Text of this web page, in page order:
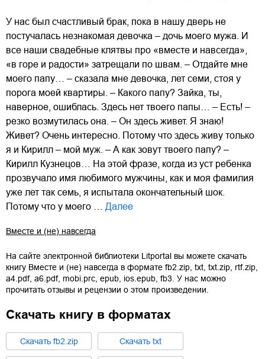
У нас был счастливый брак, пока в нашу дверь не
постучалась незнакомая девочка – дочь моего мужа. И
все наши свадебные клятвы про «вместе и навсегда»,
«в горе и радости» затрещали по швам. – Отдайте мне
моего папу… – сказала мне девочка, лет семи, стоя у
порога моей квартиры. – Какого папу? Зайка, ты,
наверное, ошиблась. Здесь нет твоего папы… – Есть! –
резко возмутилась она. – Он здесь живет. Я знаю!
Живет? Очень интересно. Потому что здесь живу только
я и Кирилл – мой муж. – А как зовут твоего папу? –
Кирилл Кузнецов… На этой фразе, когда из уст ребенка
прозвучало имя любимого мужчины, как и моя фамилия
уже лет так семь, я испытала окончательный шок.
Потому что у моего …
Далее
Вместе и (не) навсегда
На сайте электронной библиотеки Litportal вы можете скачать
книгу Вместе и (не) навсегда в формате fb2.zip txt txt.zip rtf.zip
a4.pdf, a6.pdf, mobi.prc epub ios.epub fb3 . У нас можно
прочитать отзывы и рецензии о этом произведении.
Скачать книгу в форматах
Cкачать fb2.zip Cкачать txt